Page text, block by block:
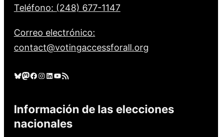
Teléfono: (248) 677-1147
Correo electrónico:
contact@votingaccessforall.org
Cielo azul Mastodonte Facebook Instagram LinkedIn YouTube Feed RSS
Información de las elecciones
nacionales